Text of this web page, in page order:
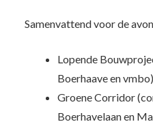
Samenvattend voor de
Lopende
Boerhaave en vmbo)
Groene Corridor
Boerhavelaan en